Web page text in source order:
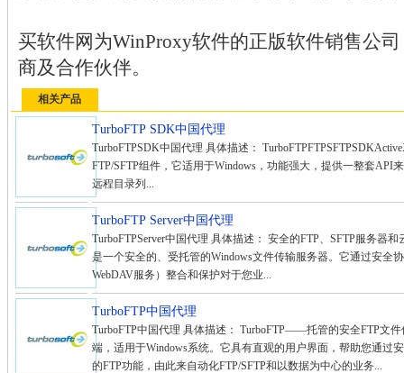
买软件网为WinProxy软件的正版软件销售公
商及合作伙伴。
相关产品
TurboFTP SDK中国代理
TurboFTPSDK中国代理 具体描述：
FTP/SFTP组件，它适用于Windows，功能强大，提供一整套API
远程目录列...
TurboFTP Server中国代理
TurboFTPServer中国代理 具体描述： 安全的FTP、SFTP服务器
是一个安全的、受托管的Windows文件传输服务器。它通过安全
WebDAV服务）整合和保护对于您业...
TurboFTP中国代理
TurboFTP中国代理 具体描述： TurboFTP——托管的安全FTP文
端，适用于Windows系统。它具有直观的用户界面，帮助您通过
的FTP功能，由此来自动化FTP/SFTP和以数据为中心的业务...